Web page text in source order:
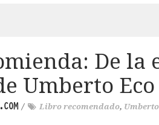
De la
Umberto Eco
/ Libro recomendado,